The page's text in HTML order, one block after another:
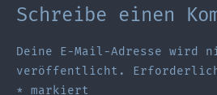
Schreibe einen
Deine E-Mail-Adresse wird
veröffentlicht.
*
markiert